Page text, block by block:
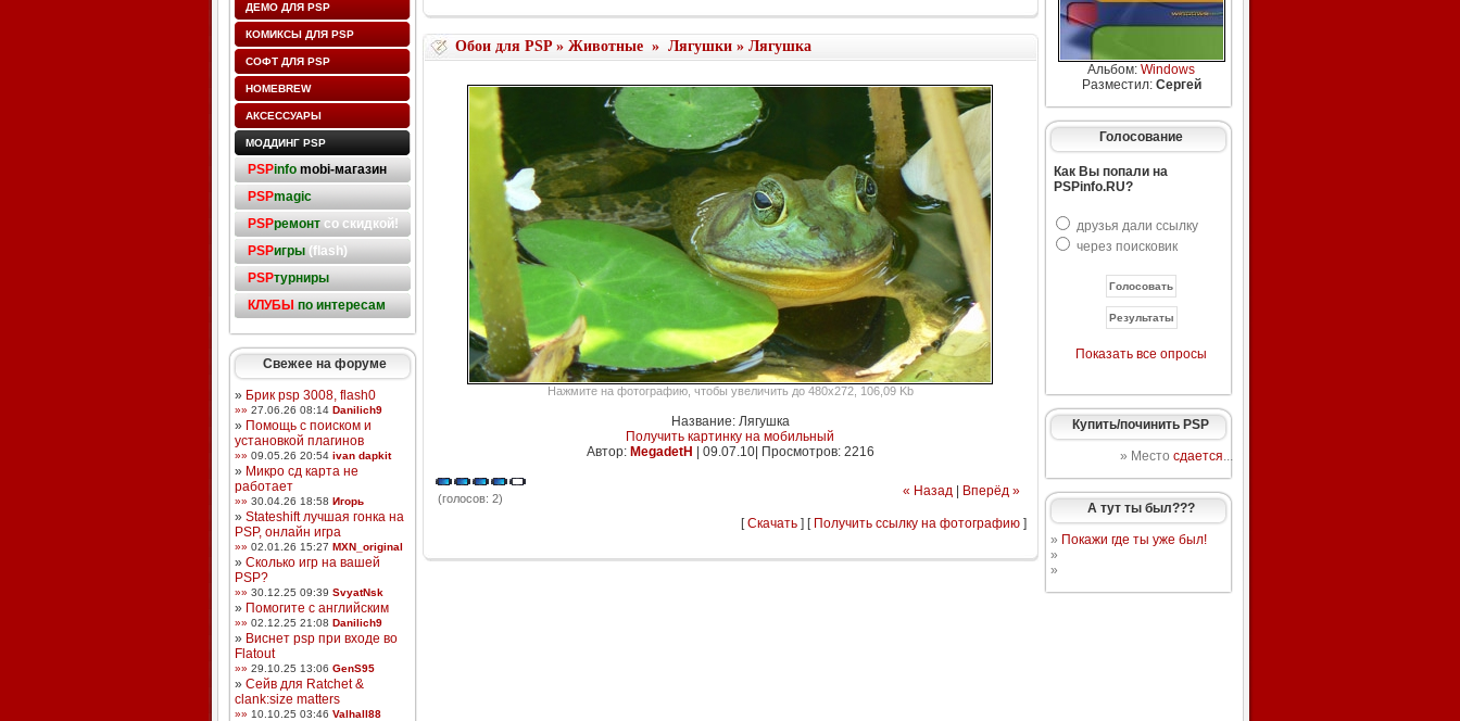
ДЕМО ДЛЯ PSP
КОМИКСЫ ДЛЯ PSP
СОФТ ДЛЯ PSP
HOMEBREW
АКСЕССУАРЫ
МОДДИНГ PSP
PSPinfo mobi-магазин
PSPmagic
PSPремонтсо скидкой!
PSPигры(flash)
PSPтурниры
КЛУБЫ по интересам
Свежее на форуме
» Брик psp 3008, flash0
»» 27.06.26 08:14 Danilich9
» Помощь с поиском и
установкой плагинов
»» 09.05.26 20:54 ivan dapkit
» Микро сд карта не
работает
»» 30.04.26 18:58 Игорь
» Stateshift лучшая гонка на
PSP, онлайн игра
»» 02.01.26 15:27 MXN_original
» Сколько игр на вашей
PSP?
»» 30.12.25 09:39 SvyatNsk
» Помогите с английским
»» 02.12.25 21:08 Danilich9
» Виснет psp при входе во
Flatout
»» 29.10.25 13:06 GenS95
» Сейв для Ratchet &
clank:size matters
»» 10.10.25 03:46 Valhall88
Обои для PSP» Животные» Лягушки» Лягушка
Нажмите на фотографию, чтобы увеличить до 480x272, 106,09 Kb
Название: Лягушка
Получить картинку на мобильный
Автор: MegadetH 09.07.10| Просмотров: 2216
(голосов: 2) « Назад| Вперёд »
[Скачать] [ Получить ссылку на фотографию]
Альбом: Windows
Разместил: Сергей
Голосование
Как Вы попали на
PSPinfo.RU?
друзья дали ссылку
через поисковик
Показать все опросы
Купить/починить PSP
» Место сдается...
А тут ты был???
» Покажи где ты уже был!
»
»